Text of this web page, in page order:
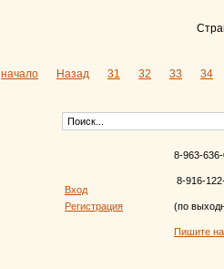
начало Назад 31 32 33 34
Вход
Регистрация
8-963-
8-916-
(по
Пишите